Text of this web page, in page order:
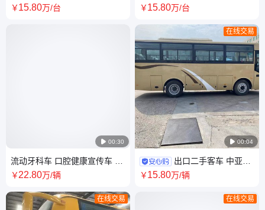
大通 别克 常温棺 智能棺
￥15.80万/台
 00:30
流动牙科车 口腔健康宣传车 社
区学校看牙洗牙补牙 大通 福顺
￥22.80万/辆
在线交易
运通勤新能源电动 左舵右舵 国
￥15.80万/台
 00:04
在线交易
出口二手客车 中亚五
国配置 右舵定制 外贸大巴
￥15.80万/辆
在线交易